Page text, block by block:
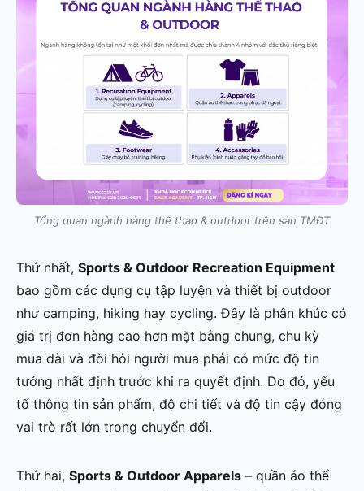
Tổng quan ngành hàng thể thao & outdoor trên sàn TMĐT
Thứ nhất, Sports & Outdoor Recreation Equipment
bao gồm các dụng cụ tập luyện và thiết bị outdoor
như camping, hiking hay cycling. Đây là phân khúc có
giá trị đơn hàng cao hơn mặt bằng chung, chu kỳ
mua dài và đòi hỏi người mua phải có mức độ tin
tưởng nhất định trước khi ra quyết định. Do đó, yếu
tố thông tin sản phẩm, độ chi tiết và độ tin cậy đóng
vai trò rất lớn trong chuyển đổi.
Thứ hai, Sports & Outdoor Apparels – quần áo thể